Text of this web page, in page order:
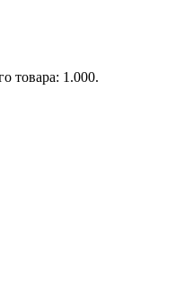
товара: 1.000.